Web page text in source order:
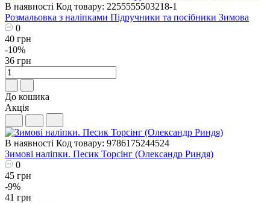
В наявності Код товару: 2255555503218-1
Розмальовка з наліпками Підручники та посібники Зимова
0
40 грн
-10%
36 грн
До кошика
Акція
В наявності Код товару: 9786175244524
Зимові наліпки. Песик Торсiнг (Олександр Риндя)
0
45 грн
-9%
41 грн